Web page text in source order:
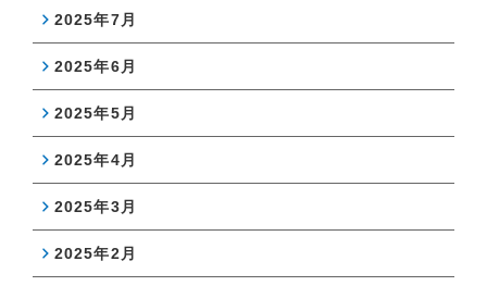
2025年7月
2025年6月
2025年5月
2025年4月
2025年3月
2025年2月